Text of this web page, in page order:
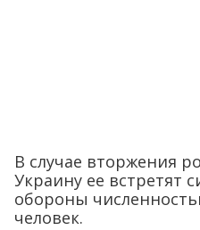
В случае вторжения
Украину ее встретят
обороны
человек.